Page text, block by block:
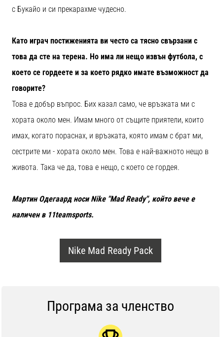
с Букайо и си прекарахме чудесно.
Като играч постиженията ви често са тясно свързани с
това да сте на терена. Но има ли нещо извън футбола, с
което се гордеете и за което рядко имате възможност да
говорите?
Това е добър въпрос. Бих казал само, че връзката ми с
хората около мен. Имам много от същите приятели, които
имах, когато пораснах, и връзката, която имам с брат ми,
сестрите ми - хората около мен. Това е най-важното нещо в
живота. Така че да, това е нещо, с което се гордея.
Мартин Одегаард носи Nike "Mad Ready", който вече е
наличен в 11teamsports.
Nike Mad Ready Pack
Програма за членство